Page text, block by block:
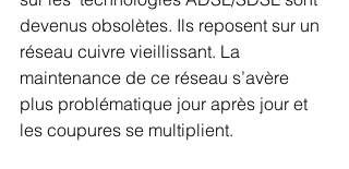
devenus obsolètes. Ils reposent sur un
réseau cuivre vieillissant. La
maintenance de ce réseau s’avère
plus problématique jour après jour et
les coupures se multiplient.